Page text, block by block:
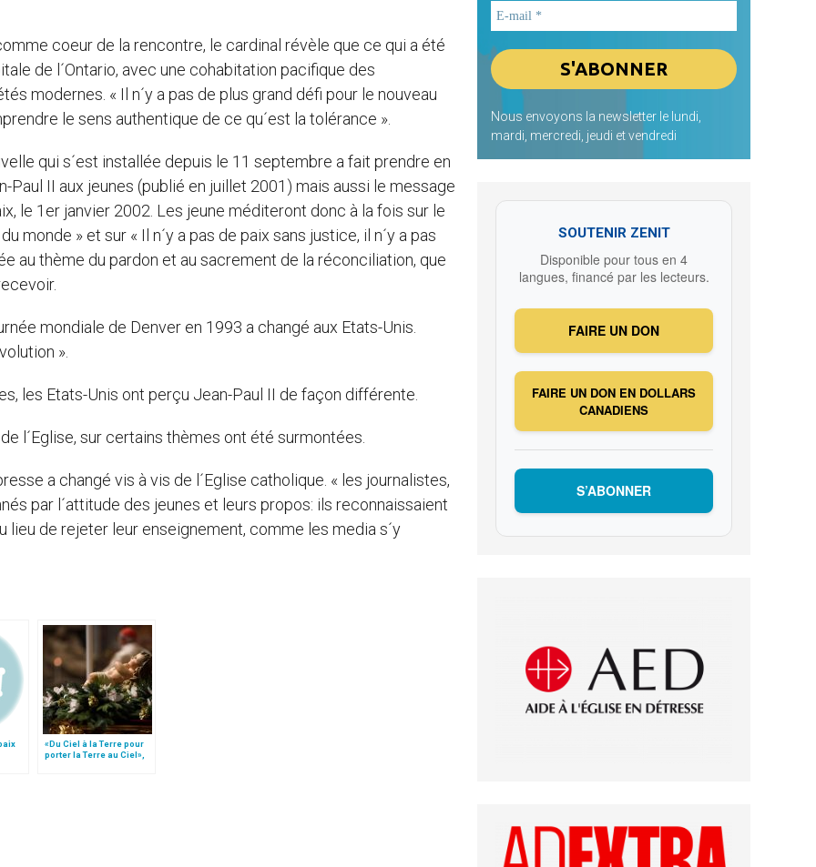
coeur de la rencontre, le cardinal révèle que ce qui a été
de l´Ontario, avec une cohabitation pacifique des
modernes. « Il n´y a pas de plus grand défi pour le nouveau
le sens authentique de ce qu´est la tolérance ».
qui s´est installée depuis le 11 septembre a fait prendre en
II aux jeunes (publié en juillet 2001) mais aussi le message
le 1er janvier 2002. Les jeune méditeront donc à la fois sur le
monde » et sur « Il n´y a pas de paix sans justice, il n´y a pas
au thème du pardon et au sacrement de la réconciliation, que
mondiale de Denver en 1993 a changé aux Etats-Unis.
».
les Etats-Unis ont perçu Jean-Paul II de façon différente.
l´Eglise, sur certains thèmes ont été surmontées.
a changé vis à vis de l´Eglise catholique. « les journalistes,
par l´attitude des jeunes et leurs propos: ils reconnaissaient
lieu de rejeter leur enseignement, comme les media s´y
«Du Ciel à la Terre pour
porter la Terre au Ciel»,
Nous envoyons la newsletter le lundi,
mardi, mercredi, jeudi et vendredi
SOUTENIR ZENIT
Disponible pour tous en 4
langues, financé par les lecteurs.
FAIRE UN DON
FAIRE UN DON EN DOLLARS
CANADIENS
S’ABONNER